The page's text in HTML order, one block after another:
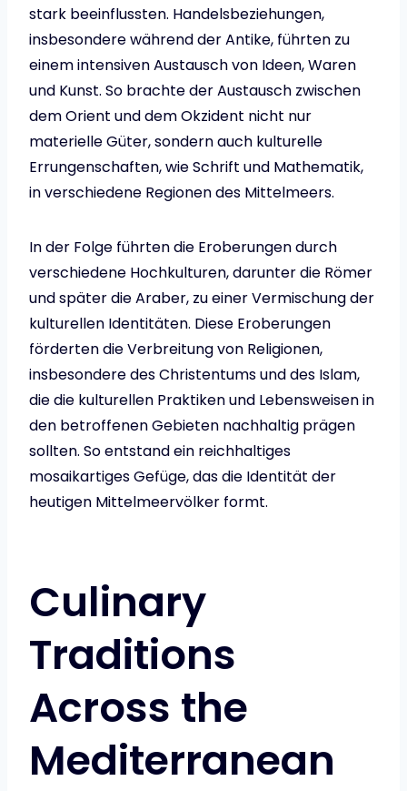
stark beeinflussten. Handelsbeziehungen,
insbesondere während der Antike, führten zu
einem intensiven Austausch von Ideen, Waren
und Kunst. So brachte der Austausch zwischen
dem Orient und dem Okzident nicht nur
materielle Güter, sondern auch kulturelle
Errungenschaften, wie Schrift und Mathematik,
in verschiedene Regionen des Mittelmeers.
In der Folge führten die Eroberungen durch
verschiedene Hochkulturen, darunter die Römer
und später die Araber, zu einer Vermischung der
kulturellen Identitäten. Diese Eroberungen
förderten die Verbreitung von Religionen,
insbesondere des Christentums und des Islam,
die die kulturellen Praktiken und Lebensweisen in
den betroffenen Gebieten nachhaltig prägen
sollten. So entstand ein reichhaltiges
mosaikartiges Gefüge, das die Identität der
heutigen Mittelmeervölker formt.
Culinary
Traditions
Across the
Mediterranean